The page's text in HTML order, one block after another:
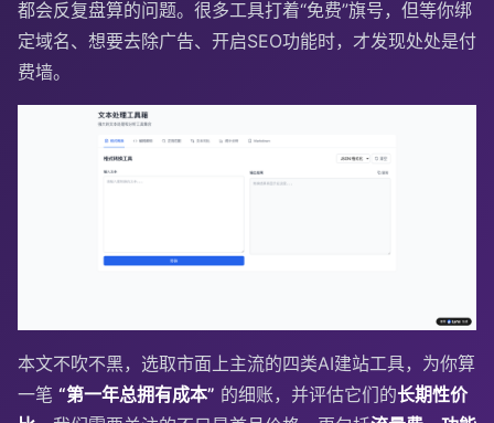
都会反复盘算的问题。很多工具打着“免费”旗号，但等你绑
定域名、想要去除广告、开启SEO功能时，才发现处处是付
费墙。
本文不吹不黑，选取市面上主流的四类AI建站工具，为你算
一笔 “第一年总拥有成本” 的细账，并评估它们的长期性价